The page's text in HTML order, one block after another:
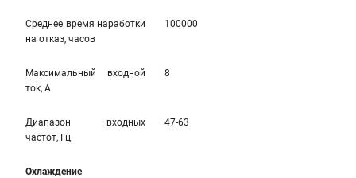
Среднее время наработки
на отказ, часов
100000
Максимальный входной
ток, А
8
Диапазон входных
частот, Гц
47-63
Охлаждение